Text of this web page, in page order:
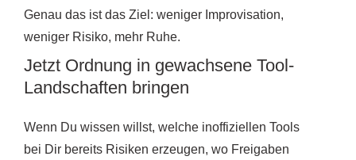
Genau das ist das Ziel: weniger Improvisation,
weniger Risiko, mehr Ruhe.
Jetzt Ordnung in gewachsene Tool-
Landschaften bringen
Wenn Du wissen willst, welche inoffiziellen Tools
bei Dir bereits Risiken erzeugen, wo Freigaben